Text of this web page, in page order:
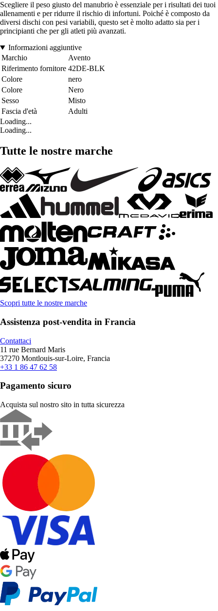
Scegliere il peso giusto del manubrio è essenziale per i risultati dei tuoi
allenamenti e per ridurre il rischio di infortuni. Poiché è composto da
diversi dischi con pesi variabili, questo set è molto adatto sia per i
principianti che per gli atleti più avanzati.
Informazioni aggiuntive
Marchio
Avento
Riferimento fornitore 42DE-BLK
Colore
nero
Colore
Nero
Sesso
Misto
Fascia d'età
Adulti
Loading...
Loading...
Tutte le nostre marche
Scopri tutte le nostre marche
Assistenza post-vendita in Francia
Contattaci
11 rue Bernard Maris
37270 Montlouis-sur-Loire, Francia
+33 1 86 47 62 58
Pagamento sicuro
Acquista sul nostro sito in tutta sicurezza